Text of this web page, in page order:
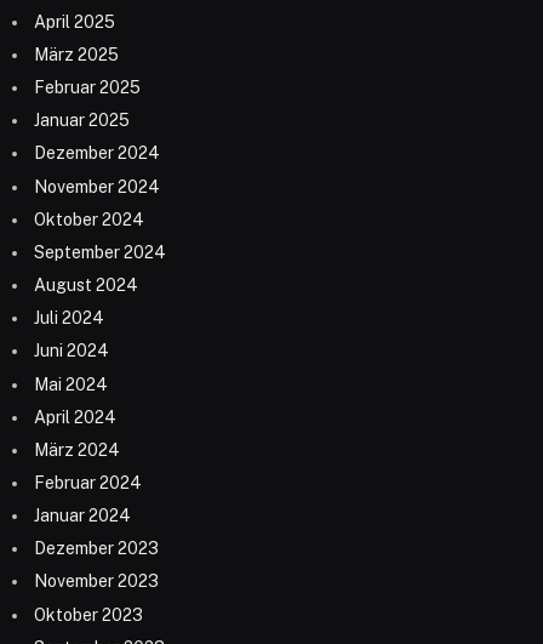
April 2025
März 2025
Februar 2025
Januar 2025
Dezember 2024
November 2024
Oktober 2024
September 2024
August 2024
Juli 2024
Juni 2024
Mai 2024
April 2024
März 2024
Februar 2024
Januar 2024
Dezember 2023
November 2023
Oktober 2023